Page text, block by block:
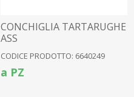
CONCHIGLIA TARTARUGHE
ASS
CODICE PRODOTTO: 6640249
a PZ